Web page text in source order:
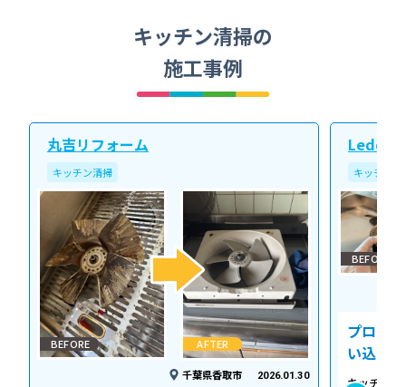
キッチン清掃の
施工事例
丸吉リフォーム
キッチン清掃
BEFORE AFTER
千葉県香取市 2026.01.30
Ledope
キッチン清
BEFORE
プロの
い込み
キッチン